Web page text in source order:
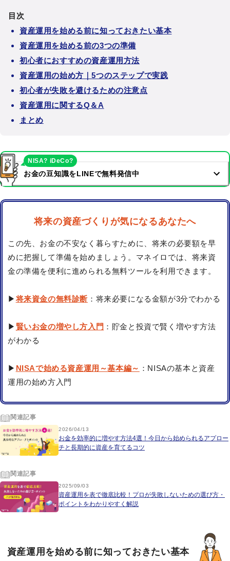
目次
資産運用を始める前に知っておきたい基本
資産運用を始める前の3つの準備
初心者におすすめの資産運用方法
資産運用の始め方｜5つのステップで実践
初心者が失敗を避けるための注意点
資産運用に関するQ＆A
まとめ
お金の豆知識をLINEで無料発信中
NISA? iDeCo?
将来の資産づくりが気になるあなたへ
この先、お金の不安なく暮らすために、将来の必要額を早
めに把握して準備を始めましょう。マネイロでは、将来資
金の準備を便利に進められる無料ツールを利用できます。
▶将来資金の無料診断 ：将来必要になる金額が3分でわかる
▶ 賢いお金の増やし方入門 ：貯金と投資で賢く増やす方法
がわかる
▶ NISAで始める資産運用～基本編～ ：NISAの基本と資産
運用の始め方入門
関連記事
2026/04/13
お金を効率的に増やす方法4選！今日から始められるアプロー
チと長期的に資産を育てるコツ
関連記事
2025/09/03
資産運用を表で徹底比較！プロが失敗しないための選び方・
ポイントをわかりやすく解説
資産運用を始める前に知っておきたい基本